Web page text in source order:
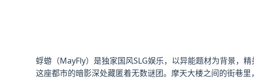
蜉蝣（MayFly）是独家国风SLG娱乐，以异能题材为背景，
这座都市的暗影深处藏匿着无数谜团。摩天大楼之间的街巷